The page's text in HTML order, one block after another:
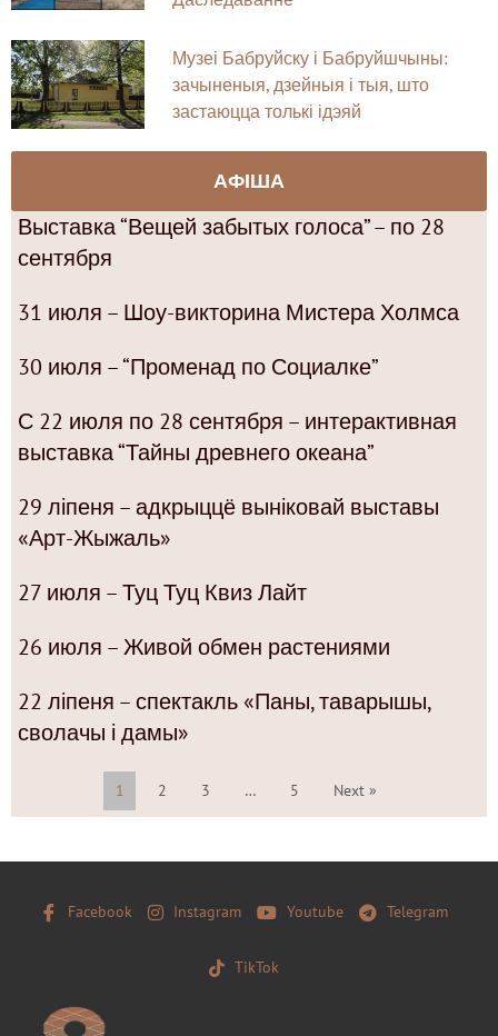
Музеі Бабруйску і Бабруйшчыны:
зачыненыя, дзейныя і тыя, што
застаюцца толькі ідэяй
АФІША
Выставка “Вещей забытых голоса” – по 28
сентября
31 июля – Шоу-викторина Мистера Холмса
30 июля – “Променад по Социалке”
С 22 июля по 28 сентября – интерактивная
выставка “Тайны древнего океана”
29 ліпеня – адкрыццё выніковай выставы
«Арт-Жыжаль»
27 июля – Туц Туц Квиз Лайт
26 июля – Живой обмен растениями
22 ліпеня – спектакль «Паны, таварышы,
сволачы і дамы»
1 2 3 … 5 Next »
Facebook Instagram Youtube Telegram
TikTok